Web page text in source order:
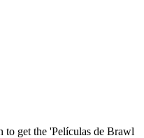
get the 'Películas de Brawl